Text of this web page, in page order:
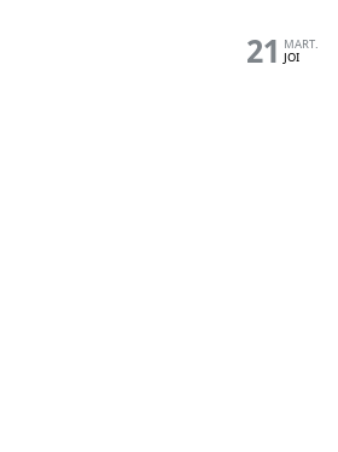
21 MART.
JOI